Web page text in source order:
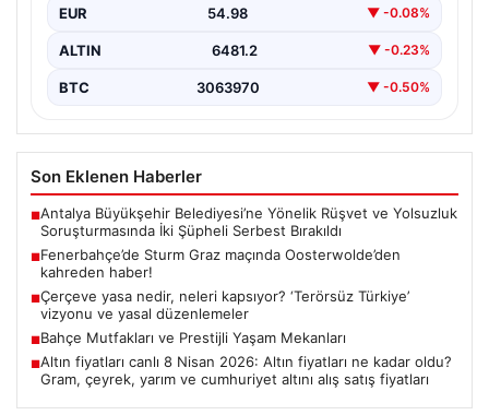
EUR 54.98 ▼ -0.08%
ALTIN 6481.2 ▼ -0.23%
BTC 3063970 ▼ -0.50%
Son Eklenen Haberler
■Antalya Büyükşehir Belediyesi’ne Yönelik Rüşvet ve Yolsuzluk
Soruşturmasında İki Şüpheli Serbest Bırakıldı
■Fenerbahçe’de Sturm Graz maçında Oosterwolde’den
kahreden haber!
■Çerçeve yasa nedir, neleri kapsıyor? ‘Terörsüz Türkiye’
vizyonu ve yasal düzenlemeler
■Bahçe Mutfakları ve Prestijli Yaşam Mekanları
■Altın fiyatları canlı 8 Nisan 2026: Altın fiyatları ne kadar oldu?
Gram, çeyrek, yarım ve cumhuriyet altını alış satış fiyatları